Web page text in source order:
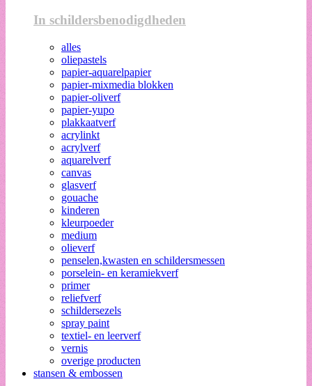
In schildersbenodigdheden
alles
oliepastels
papier-aquarelpapier
papier-mixmedia blokken
papier-oliverf
papier-yupo
plakkaatverf
acrylinkt
acrylverf
aquarelverf
canvas
glasverf
gouache
kinderen
kleurpoeder
medium
olieverf
penselen,kwasten en schildersmessen
porselein- en keramiekverf
primer
reliefverf
schildersezels
spray paint
textiel- en leerverf
vernis
overige producten
stansen & embossen